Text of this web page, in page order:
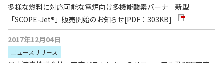
多様な燃料に対応可能な電炉向け多機能酸素バーナ 新型
「SCOPE-Jet®」販売開始のお知らせ[PDF：303KB]
2017年12月04日
ニュースリリース